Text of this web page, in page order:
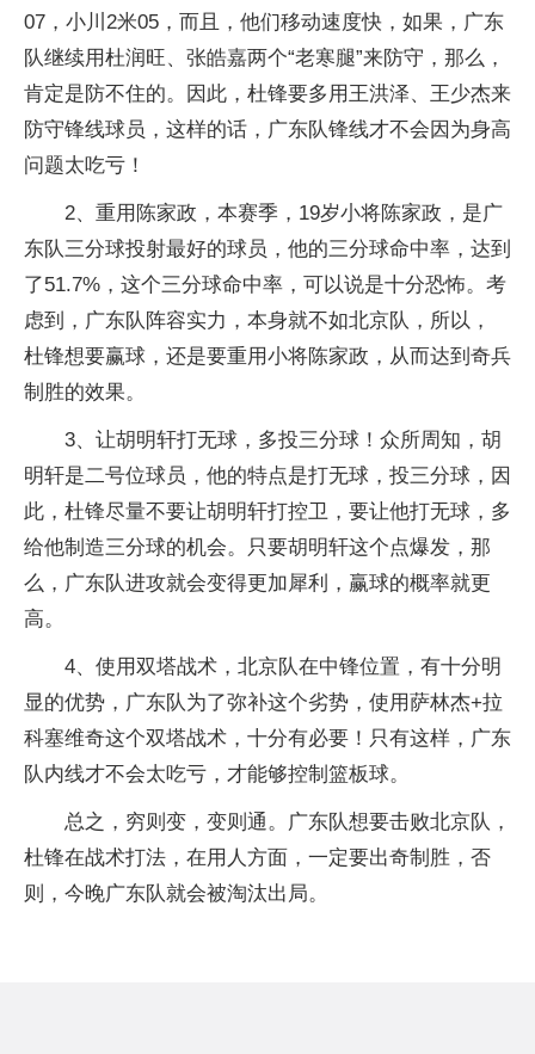
07，小川2米05，而且，他们移动速度快，如果，广东
队继续用杜润旺、张皓嘉两个“老寒腿”来防守，那么，
肯定是防不住的。因此，杜锋要多用王洪泽、王少杰来
防守锋线球员，这样的话，广东队锋线才不会因为身高
问题太吃亏！
2、重用陈家政，本赛季，19岁小将陈家政，是广
东队三分球投射最好的球员，他的三分球命中率，达到
了51.7%，这个三分球命中率，可以说是十分恐怖。考
虑到，广东队阵容实力，本身就不如北京队，所以，
杜锋想要赢球，还是要重用小将陈家政，从而达到奇兵
制胜的效果。
3、让胡明轩打无球，多投三分球！众所周知，胡
明轩是二号位球员，他的特点是打无球，投三分球，因
此，杜锋尽量不要让胡明轩打控卫，要让他打无球，多
给他制造三分球的机会。只要胡明轩这个点爆发，那
么，广东队进攻就会变得更加犀利，赢球的概率就更
高。
4、使用双塔战术，北京队在中锋位置，有十分明
显的优势，广东队为了弥补这个劣势，使用萨林杰+拉
科塞维奇这个双塔战术，十分有必要！只有这样，广东
队内线才不会太吃亏，才能够控制篮板球。
总之，穷则变，变则通。广东队想要击败北京队，
杜锋在战术打法，在用人方面，一定要出奇制胜，否
则，今晚广东队就会被淘汰出局。